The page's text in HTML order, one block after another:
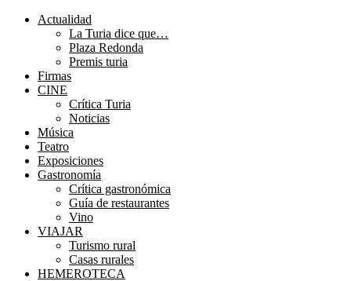
Menú
Actualidad
La Turia dice que…
Plaza Redonda
Premis turia
Firmas
CINE
Crítica Turia
Noticias
Música
Teatro
Exposiciones
Gastronomía
Crítica gastronómica
Guía de restaurantes
Vino
VIAJAR
Turismo rural
Casas rurales
HEMEROTECA